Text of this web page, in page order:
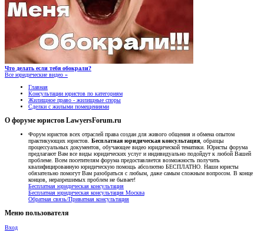
Что делать если тебя обокрали?
Все юридические видео »
Главная
Консультации юристов по категориям
Жилищное право - жилищные споры
Сделки с жилыми помещениями
О форуме юристов LawyersForum.ru
Форум юристов всех отраслей права создан для живого общения и обмена опытом
практикующих юристов. Бесплатная юридическая консультация, образцы
процессуальных документов, обучающее видео юридической тематики. Юристы форума
предлагают Вам все виды юридических услуг и индивидуально подойдут к любой Вашей
проблеме. Всем посетителям форума предоставляется возможность получить
квалифицированную юридическую помощь абсолютно БЕСПЛАТНО. Наши юристы
обязательно помогут Вам разобраться с любым, даже самым сложным вопросом. В конце
концов, неразрешимых проблем не бывает!
Бесплатная юридическая консультация
Бесплатная юридическая консультация Москва
Обратная связь/Приватная консультация
Меню пользователя
Вход